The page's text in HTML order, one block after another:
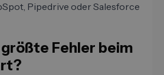
Pipedrive oder Salesforce
Fehler beim